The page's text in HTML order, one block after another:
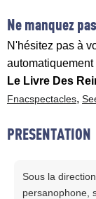
Ne manquez
N'hésitez pas à
Le Livre Des
Fnacspectacles,
PRESENTATION
Sous la
persanophone,